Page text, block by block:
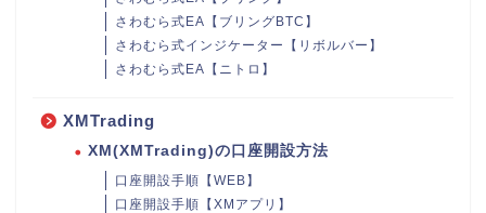
さわむら式EA【ブリングBTC】
さわむら式インジケーター【リボルバー】
さわむら式EA【ニトロ】
XMTrading
XM(XMTrading)の口座開設方法
口座開設手順【WEB】
口座開設手順【XMアプリ】